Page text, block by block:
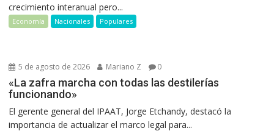
crecimiento interanual pero...
Economía Nacionales Populares
5 de agosto de 2026 Mariano Z 0
«La zafra marcha con todas las destilerías
funcionando»
El gerente general del IPAAT, Jorge Etchandy, destacó la
importancia de actualizar el marco legal para...